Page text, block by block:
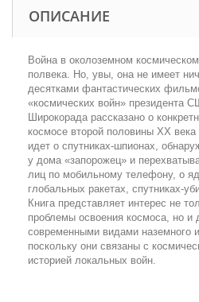
ОПИСАНИЕ
Война в околоземном
полвека. Но, увы, она не имеет
десятками фантастических
«космических войн» президента
Широкорада рассказано о
космосе второй половины ХХ
идет о спутниках-шпионах,
у дома «запорожец» и
лиц по мобильному телефону, о
глобальных ракетах, спутниках-
Книга представляет интерес не
проблемы освоения космоса, но и
современными видами наземного
поскольку они связаны с
историей локальных войн.